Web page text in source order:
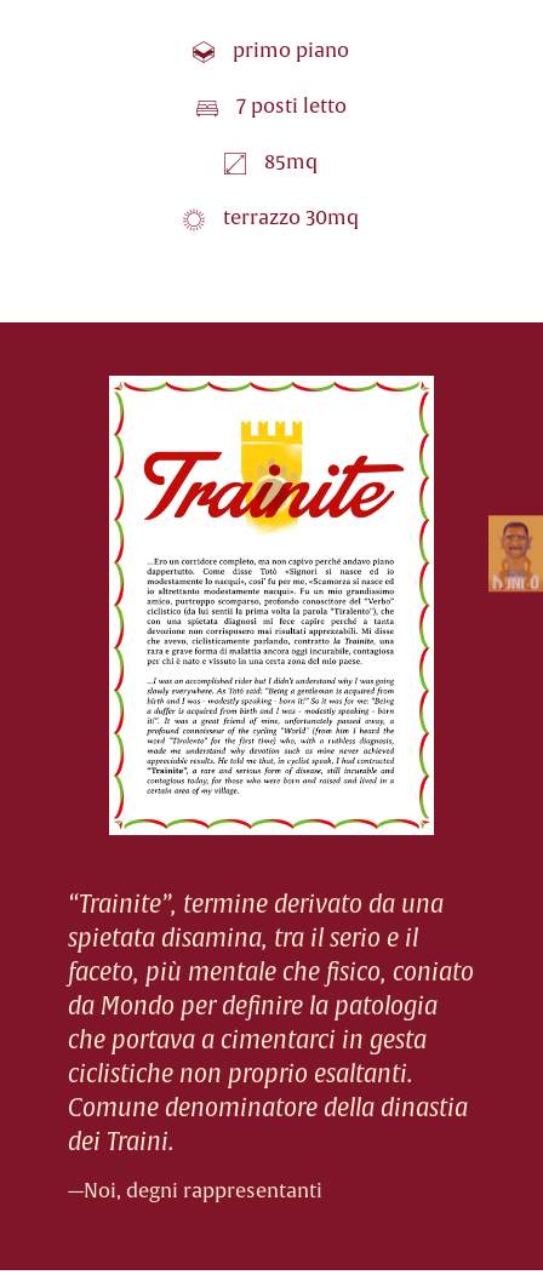
1 primo piano
l 7 posti letto
m 85mq
c terrazzo 30mq
“Trainite”, termine derivato da una
spietata disamina, tra il serio e il
faceto, più mentale che fisico, coniato
da Mondo per definire la patologia
che portava a cimentarci in gesta
ciclistiche non proprio esaltanti.
Comune denominatore della dinastia
dei Traini.
—Noi, degni rappresentanti